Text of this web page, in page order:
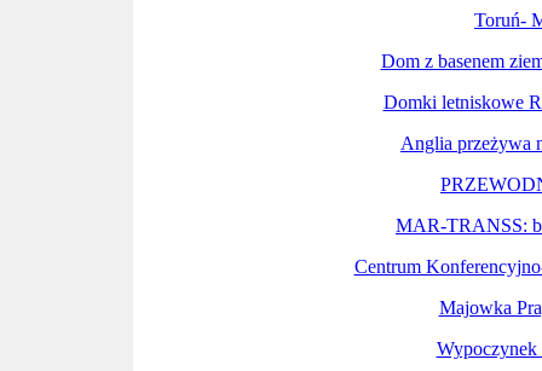
Toruń-
Dom z basenem
Domki letniskowe
Anglia przeżywa
MAR-TRANSS:
Centrum
Majowka